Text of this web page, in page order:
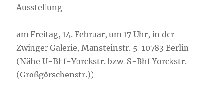
Ausstellung
am Freitag, 14. Februar, um 17 Uhr, in der
Zwinger Galerie, Mansteinstr. 5, 10783 Berlin
(Nähe U-Bhf-Yorckstr. bzw. S-Bhf Yorckstr.
(Großgörschenstr.))